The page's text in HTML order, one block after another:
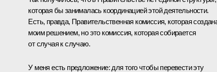
которая бы занималась координацией этой деятельности.
Есть, правда, Правительственная комиссия, которая
моим решением, но это комиссия, которая собирается
от случая к случаю.
У меня есть предложение: для того чтобы перевести эту